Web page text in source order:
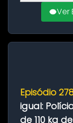
Ver
Episódio
igual:
de 110 kg